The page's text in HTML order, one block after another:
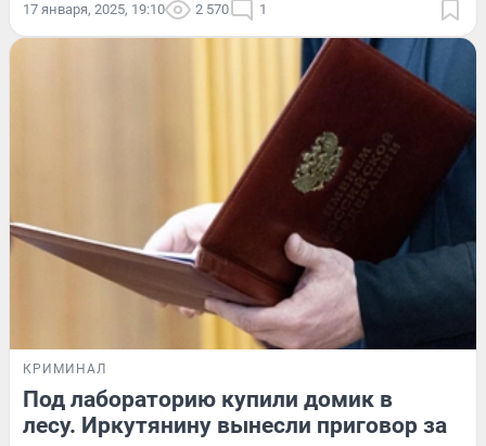
17 января, 2025, 19:10 2 570 1
КРИМИНАЛ
Под лабораторию купили домик в
лесу. Иркутянину вынесли приговор за